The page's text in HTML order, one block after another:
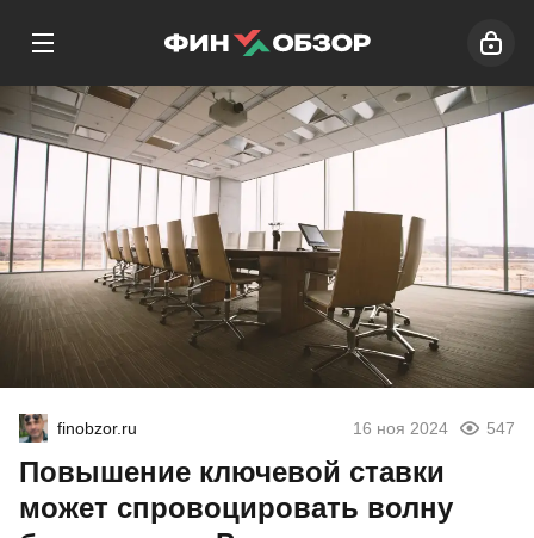
finobzor.ru 16 ноя 2024 547
Повышение ключевой ставки
может спровоцировать волну